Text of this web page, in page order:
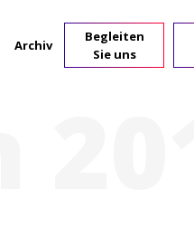
Archiv
Begleiten
Sie uns